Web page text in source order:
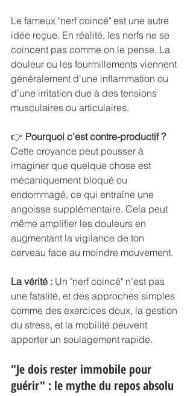
Le fameux "nerf coincé" est une autre
idée reçue. En réalité, les nerfs ne se
coincent pas comme on le pense. La
douleur ou les fourmillements viennent
généralement d’une inflammation ou
d’une irritation due à des tensions
musculaires ou articulaires.
👉 Pourquoi c’est contre-productif ?
Cette croyance peut pousser à
imaginer que quelque chose est
mécaniquement bloqué ou
endommagé, ce qui entraîne une
angoisse supplémentaire. Cela peut
même amplifier les douleurs en
augmentant la vigilance de ton
cerveau face au moindre mouvement.
La vérité : Un "nerf coincé" n’est pas
une fatalité, et des approches simples
comme des exercices doux, la gestion
du stress, et la mobilité peuvent
apporter un soulagement rapide.
"Je dois rester immobile pour
guérir" : le mythe du repos absolu